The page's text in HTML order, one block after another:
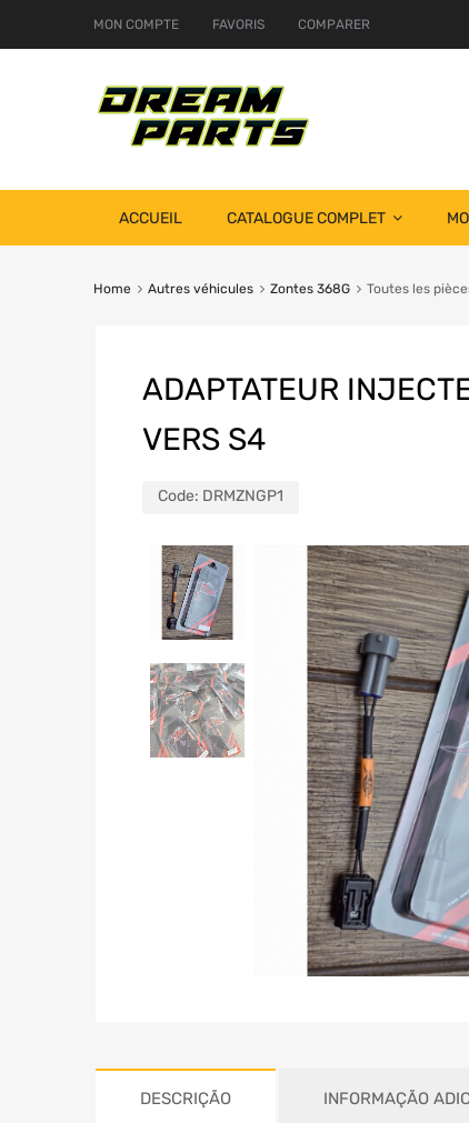
MON COMPTE FAVORIS COMPARER
ACCUEIL CATALOGUE COMPLET
Home Autres véhicules Zontes 368G Toutes les
ADAPTATEUR
VERS S4
Code: DRMZNGP1
DESCRIÇÃO INFORMAÇÃO